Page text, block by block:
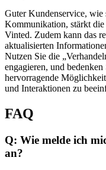
Guter Kundenservice, wie
Kommunikation, stärkt
Vinted. Zudem kann das
aktualisierten
Nutzen Sie die
engagieren, und
hervorragende
und Interaktionen zu
FAQ
Q: Wie melde ich
an?